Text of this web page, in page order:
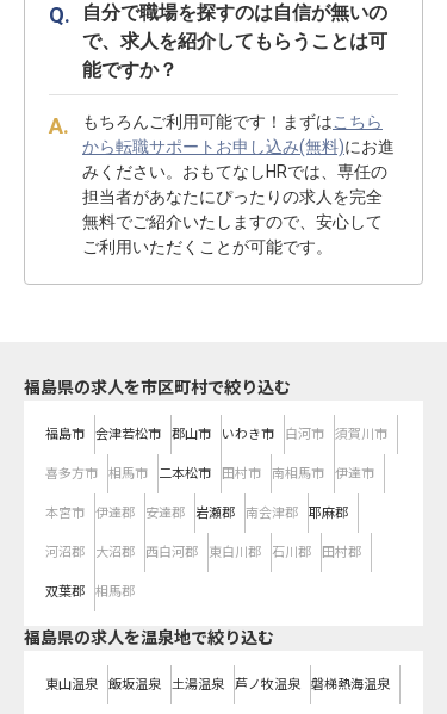
自分で職場を探すのは自信が無いの
で、求人を紹介してもらうことは可
能ですか？
もちろんご利用可能です！まずはこちら
から転職サポートお申し込み(無料)にお進
みください。おもてなしHRでは、専任の
担当者があなたにぴったりの求人を完全
無料でご紹介いたしますので、安心して
ご利用いただくことが可能です。
福島県の求人を市区町村で絞り込む
福島市 会津若松市 郡山市 いわき市 白河市 須賀川市
喜多方市 相馬市 二本松市 田村市 南相馬市 伊達市
本宮市 伊達郡 安達郡 岩瀬郡 南会津郡 耶麻郡
河沼郡 大沼郡 西白河郡 東白川郡 石川郡 田村郡
双葉郡 相馬郡
福島県の求人を温泉地で絞り込む
東山温泉 飯坂温泉 土湯温泉 芦ノ牧温泉 磐梯熱海温泉